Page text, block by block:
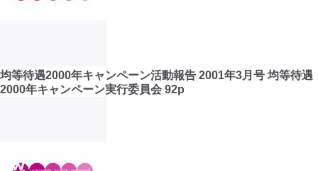
均等待遇2000年キャンペーン活動報告 2001年3月号 均等待遇
2000年キャンペーン実行委員会 92p